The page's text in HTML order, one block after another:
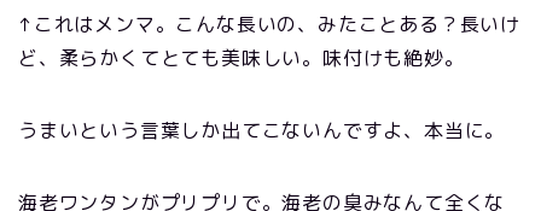
↑これはメンマ。こんな長いの、みたことある？長いけ
ど、柔らかくてとても美味しい。味付けも絶妙。
うまいという言葉しか出てこないんですよ、本当に。
海老ワンタンがプリプリで。海老の臭みなんて全くな